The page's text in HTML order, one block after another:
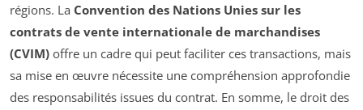
régions. La Convention des Nations Unies sur les
contrats de vente internationale de marchandises
(CVIM) offre un cadre qui peut faciliter ces transactions, mais
sa mise en œuvre nécessite une compréhension approfondie
des responsabilités issues du contrat. En somme, le droit des